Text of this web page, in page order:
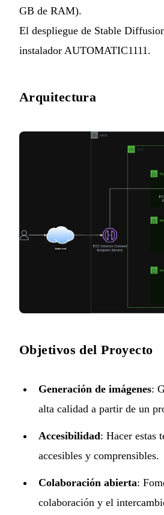
GB de RAM).
El despliegue de Stable
instalador AUTOMATIC1111.
Arquitectura
Objetivos del Proyecto
Generación de imágenes:
alta calidad a partir de un
Accesibilidad: Hacer estas
accesibles y comprensibles.
Colaboración abierta:
colaboración y el